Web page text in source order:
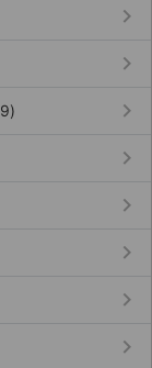
keyboard_arrow_right
keyboard_arrow_right
keyboard_arrow_right
keyboard_arrow_right
keyboard_arrow_right
keyboard_arrow_right
keyboard_arrow_right
keyboard_arrow_right